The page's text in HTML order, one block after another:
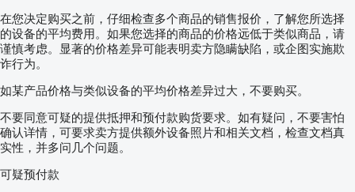
在您决定购买之前，仔细检查多个商品的销售报价，了解您所选择
的设备的平均费用。如果您选择的商品的价格远低于类似商品，请
谨慎考虑。显著的价格差异可能表明卖方隐瞒缺陷，或企图实施欺
诈行为。
如某产品价格与类似设备的平均价格差异过大，不要购买。
不要同意可疑的提供抵押和预付款购货要求。如有疑问，不要害怕
确认详情，可要求卖方提供额外设备照片和相关文档，检查文档真
实性，并多问几个问题。
可疑预付款